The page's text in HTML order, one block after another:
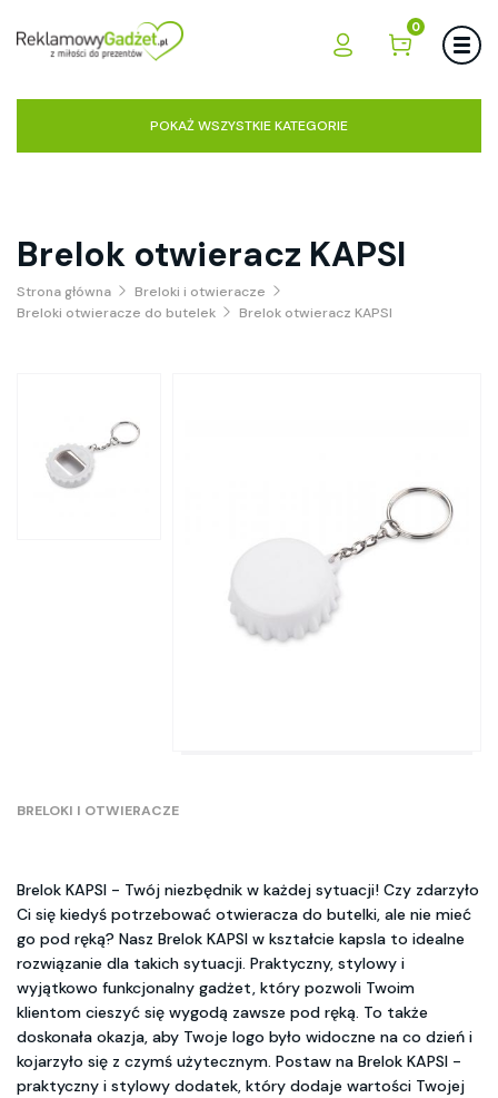
0
POKAŻ WSZYSTKIE KATEGORIE
Brelok otwieracz KAPSI
Strona główna
Breloki i otwieracze
Breloki otwieracze do butelek
Brelok otwieracz KAPSI
BRELOKI I OTWIERACZE
Brelok KAPSI - Twój niezbędnik w każdej sytuacji! Czy zdarzyło
Ci się kiedyś potrzebować otwieracza do butelki, ale nie mieć
go pod ręką? Nasz Brelok KAPSI w kształcie kapsla to idealne
rozwiązanie dla takich sytuacji. Praktyczny, stylowy i
wyjątkowo funkcjonalny gadżet, który pozwoli Twoim
klientom cieszyć się wygodą zawsze pod ręką. To także
doskonała okazja, aby Twoje logo było widoczne na co dzień i
kojarzyło się z czymś użytecznym. Postaw na Brelok KAPSI -
praktyczny i stylowy dodatek, który dodaje wartości Twojej